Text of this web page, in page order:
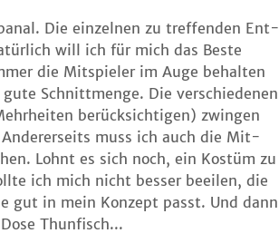
Die ein­zel­nen zu tref­fen­den Ent­
will ich für mich das Bes­te
die Mit­spie­ler im Auge behal­ten
Schnitt­men­ge. Die ver­schie­de­nen
berück­sich­ti­gen) zwin­gen
muss ich auch die Mit­
Lohnt es sich noch, ein Kos­tüm zu
ich mich nicht bes­ser beei­len, die
gut in mein Kon­zept passt. Und dann
Thunfisch...